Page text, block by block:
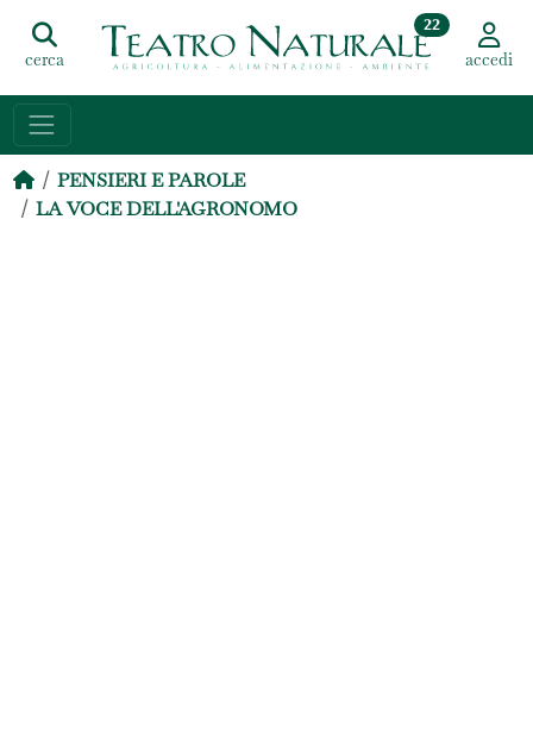
cerca
22
accedi
PENSIERI E PAROLE
LA VOCE DELL'AGRONOMO